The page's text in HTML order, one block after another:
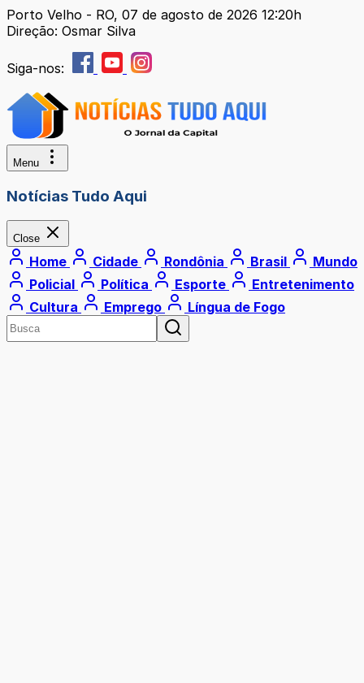
Porto Velho - RO, 07 de agosto de 2026 12:20h
Direção: Osmar Silva
Siga-nos:
Menu
Notícias Tudo Aqui
Close
Home Cidade Rondônia Brasil
Mundo
Policial
Política Esporte
Entretenimento
Cultura
Emprego Língua de Fogo